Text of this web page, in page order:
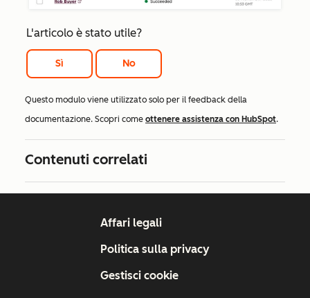
L'articolo è stato utile?
Sì No
Questo modulo viene utilizzato solo per il feedback della
documentazione. Scopri come ottenere assistenza con HubSpot.
Contenuti correlati
Affari legali
Politica sulla privacy
Gestisci cookie